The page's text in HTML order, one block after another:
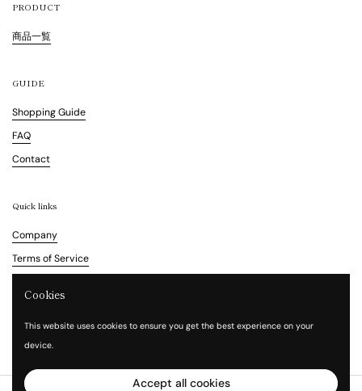
PRODUCT
商品一覧
GUIDE
Shopping Guide
FAQ
Contact
Quick links
Company
Terms of Service
Privacy Policy
Cookies
This website uses cookies to ensure you get the best experience on your
device.
Accept all cookies